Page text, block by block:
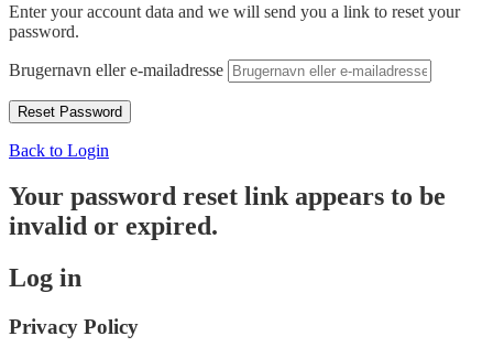
Enter your account data and we will send you a link to reset your
password.
Brugernavn eller e-mailadresse
Back to Login
Your password reset link appears to be
invalid or expired.
Log in
Privacy Policy